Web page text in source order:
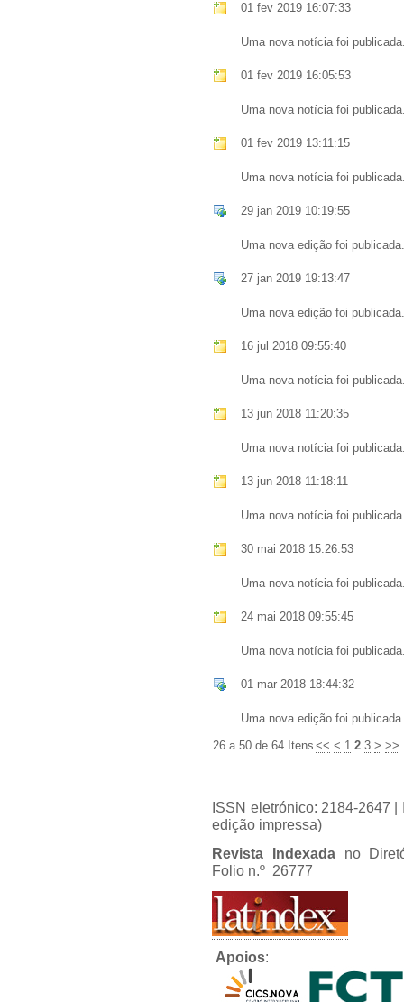
01 fev 2019 16:07:33
Uma nova notícia foi
01 fev 2019 16:05:53
Uma nova notícia foi
01 fev 2019 13:11:15
Uma nova notícia foi
29 jan 2019 10:19:55
Uma nova edição foi
27 jan 2019 19:13:47
Uma nova edição foi
16 jul 2018 09:55:40
Uma nova notícia foi
13 jun 2018 11:20:35
Uma nova notícia foi
13 jun 2018 11:18:11
Uma nova notícia foi
30 mai 2018 15:26:53
Uma nova notícia foi
24 mai 2018 09:55:45
Uma nova notícia foi
01 mar 2018 18:44:32
Uma nova edição foi
26 a 50 de 64 Itens << < 1 2 3 > >>
ISSN eletrónico: 2184-2647
edição impressa)
Revista Indexadano
Folio n.º 26777
Apoios: